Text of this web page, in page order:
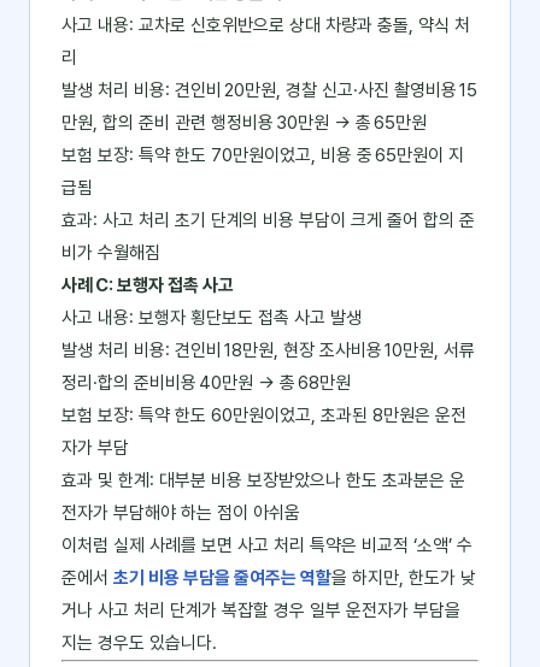
사고 내용: 교차로 신호위반으로 상대 차량과 충돌, 약식 처
리
발생 처리 비용: 견인비 20만원, 경찰 신고·사진 촬영비용 15
만원, 합의 준비 관련 행정비용 30만원 → 총 65만원
보험 보장: 특약 한도 70만원이었고, 비용 중 65만원이 지
급됨
효과: 사고 처리 초기 단계의 비용 부담이 크게 줄어 합의 준
비가 수월해짐
사례 C: 보행자 접촉 사고
사고 내용: 보행자 횡단보도 접촉 사고 발생
발생 처리 비용: 견인비 18만원, 현장 조사비용 10만원, 서류
정리·합의 준비비용 40만원 → 총 68만원
보험 보장: 특약 한도 60만원이었고, 초과된 8만원은 운전
자가 부담
효과 및 한계: 대부분 비용 보장받았으나 한도 초과분은 운
전자가 부담해야 하는 점이 아쉬움
이처럼 실제 사례를 보면 사고 처리 특약은 비교적 ‘소액’ 수
준에서 초기 비용 부담을 줄여주는 역할을 하지만, 한도가 낮
거나 사고 처리 단계가 복잡할 경우 일부 운전자가 부담을
지는 경우도 있습니다.